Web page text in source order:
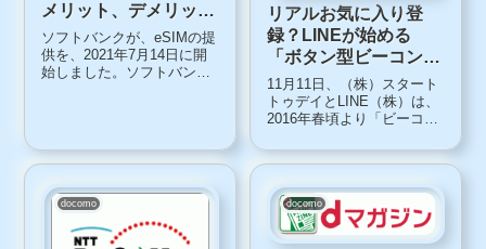
メリット、デメリッ
ト、注意点
ソフトバンクが、eSIMの提
供を、2021年7月14日に開
始しました。ソフトバンク
リアルお気に入り登
録？LINEが始める
「ボタン型ビーコン」
って何だ？
11月11日、（株）スタート
トゥデイとLINE（株）は、
2016年春頃より「ビーコン
予定であることを発表しま
した。ビーコンって何？と
ころで、ビーコンって何で
しょう？「ビーコン活用サ
ービス」と言われても、い
まいちピンと...
docomo docomo